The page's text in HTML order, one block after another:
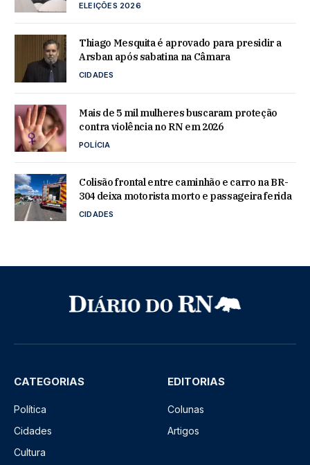
ELEIÇÕES 2026
Thiago Mesquita é aprovado para presidir a
Arsban após sabatina na Câmara
CIDADES
Mais de 5 mil mulheres buscaram proteção
contra violência no RN em 2026
POLÍCIA
Colisão frontal entre caminhão e carro na BR-
304 deixa motorista morto e passageira ferida
CIDADES
CATEGORIAS
Política
Cidades
Cultura
EDITORIAS
Colunas
Artigos